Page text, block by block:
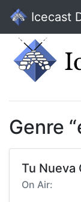
Icecast
Genre
Tu
On Air: